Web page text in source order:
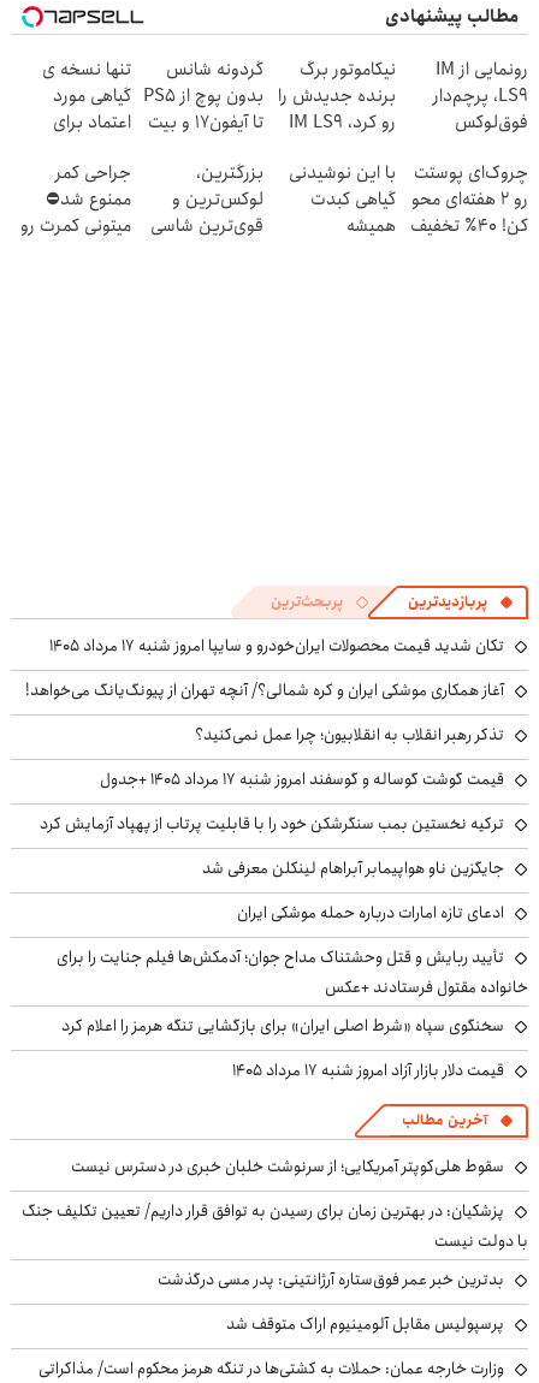
مطالب پیشنهادی
رونمایی از IM
LS9، پرچم‌دار
فوق‌لوکس
ایران شد
نیکاموتور برگ
برنده جدیدش را
رو کرد، IM LS9
ایران شد
گردونه شانس
بدون پوچ از PS5
تا آیفون17 و بیت
تنها نسخه ی
گیاهی مورد
اعتماد برای
سیب سلامت)
چروک‌ای پوستت
رو ۲ هفته‌ای محو
کن! ۴۰٪ تخفیف
با این نوشیدنی
گیاهی کبدت
همیشه
بزرگترین،
لوکس‌ترین و
قوی‌ترین شاسی
جراحی کمر
ممنوع شد⛔
میتونی کمرت رو
پربازدیدترین پربحث‌ترین
تکان شدید قیمت محصولات ایران‌خودرو و سایپا امروز شنبه ۱۷ مرداد ۱۴۰۵
آغاز همکاری موشکی ایران و کره شمالی؟/ آنچه تهران از پیونگ‌یانگ می‌خواهد!
تذکر رهبر انقلاب به انقلابیون؛ چرا عمل نمی‌کنید؟
قیمت گوشت گوساله و گوسفند امروز شنبه ۱۷ مرداد ۱۴۰۵ +جدول
ترکیه نخستین بمب سنگرشکن خود را با قابلیت پرتاب از پهپاد آزمایش کرد
جایگزین ناو هواپیمابر آبراهام لینکلن معرفی شد
ادعای تازه امارات درباره حمله موشکی ایران
تأیید ربایش و قتل وحشتناک مداح جوان؛ آدمکش‌ها فیلم جنایت را برای
خانواده مقتول فرستادند +عکس
سخنگوی سپاه «شرط اصلی ایران» برای بازگشایی تنگه هرمز را اعلام کرد
قیمت دلار بازار آزاد امروز شنبه ۱۷ مرداد ۱۴۰۵
آخرین مطالب
سقوط هلی‌کوپتر آمریکایی؛ از سرنوشت خلبان خبری در دسترس نیست
پزشکیان‌: در بهترین زمان برای رسیدن به توافق قرار داریم/ تعیین تکلیف جنگ
با دولت نیست
بدترین خبر عمر فوق‌ستاره آرژانتینی: پدر مسی درگذشت
پرسپولیس مقابل آلومینیوم اراک متوقف شد
وزارت خارجه عمان: حملات به کشتی‌ها در تنگه هرمز محکوم است/ مذاکراتی